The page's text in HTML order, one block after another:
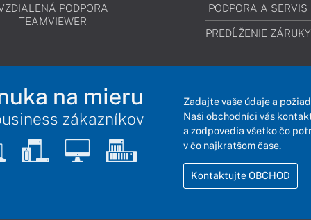
PODPORA
TEAMVIEWER
PODPORA A SERVIS
PREDĹŽENIE ZÁRUKY
na mieru
zákazníkov
Zadajte vaše údaje a
Naši obchodníci vás
a zodpovedia všetko čo
v čo najkratšom čase.
Kontaktujte OBCHOD